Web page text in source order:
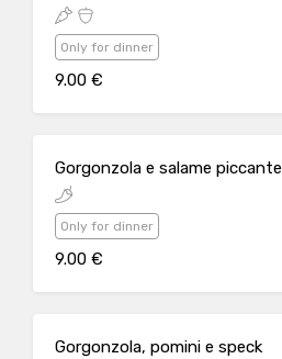
Only for dinner
9.00 €
Gorgonzola e salame piccante
Only for dinner
9.00 €
Gorgonzola, pomini e speck